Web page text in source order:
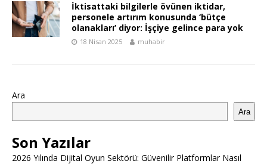
İktisattaki bilgilerle övünen iktidar,
personele artırım konusunda ‘bütçe
olanakları’ diyor: İşçiye gelince para yok
18 Nisan 2025 muhabir
Ara
Ara
Son Yazılar
2026 Yılında Dijital Oyun Sektörü: Güvenilir Platformlar Nasıl